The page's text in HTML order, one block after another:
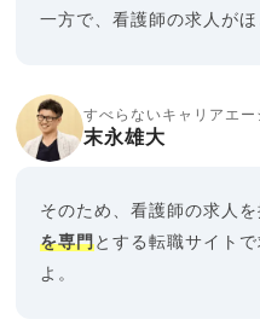
一方で、看護師の求人が
すべらないキャリアエー
末永雄大
そのため、看護師の求人
を専門とする転職サイト
よ。